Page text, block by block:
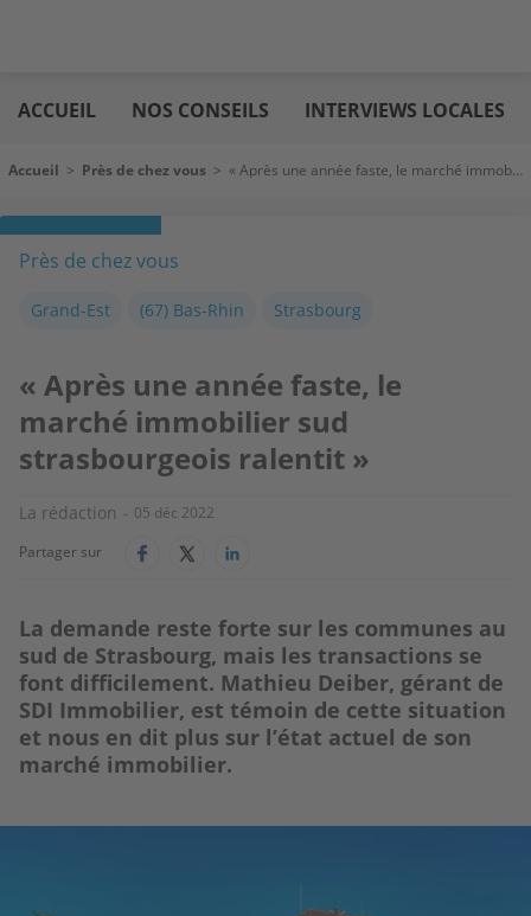
au
contenu
immo
ACCUEIL NOS CONSEILS INTERVIEWS LOCALES
Fil d'Ariane
Accueil > Près de chez vous > « Après une année faste, le marché immobilier sud strasbourgeois ralentit »
Près de chez vous
Grand-Est (67) Bas-Rhin Strasbourg
« Après une année faste, le
marché immobilier sud
strasbourgeois ralentit »
La rédaction
05 déc 2022
Partager sur
La demande reste forte sur les communes au
sud de Strasbourg, mais les transactions se
font difficilement. Mathieu Deiber, gérant de
SDI Immobilier, est témoin de cette situation
et nous en dit plus sur l’état actuel de son
marché immobilier.